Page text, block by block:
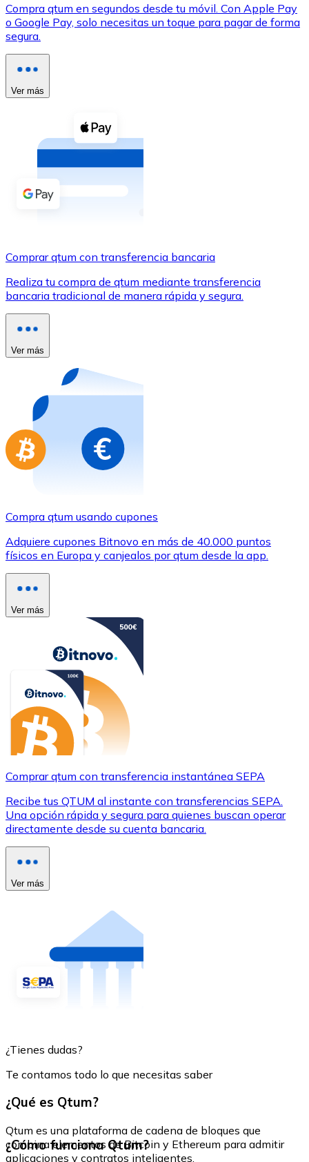
XRP
XRP
Ver todo
Compra criptomonedas con efectivo en tu tienda más
Comprar con efectivo
Transferencia SEPA
Utiliza tarjetas Visa y Mastercard para comprar
Comprar con tarjeta
Compra tarjetas regalo de tus marcas favoritas con
Ir a la tienda de tarjetas regalo
Compra qtum en segundos desde tu móvil. Con Apple Pay
o Google Pay, solo necesitas un toque para pagar de forma
segura.
Ver más
Comprar qtum con transferencia bancaria
Realiza tu compra de qtum mediante transferencia
bancaria tradicional de manera rápida y segura.
Ver más
Compra qtum usando cupones
Adquiere cupones Bitnovo en más de 40.000 puntos
físicos en Europa y canjealos por qtum desde la app.
Ver más
Comprar qtum con transferencia instantánea SEPA
Recibe tus QTUM al instante con transferencias SEPA.
Una opción rápida y segura para quienes buscan operar
directamente desde su cuenta bancaria.
Ver más
¿Tienes dudas?
Te contamos todo lo que necesitas saber
¿Qué es Qtum?
Qtum es una plataforma de cadena de bloques que
combina elementos de Bitcoin y Ethereum para admitir
aplicaciones y contratos inteligentes.
¿Cómo funciona Qtum?